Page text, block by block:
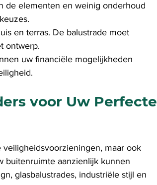
de elementen en weinig onderhoud
en terras. De balustrade moet
ontwerp.
uw financiële mogelijkheden
voor Uw Perfecte
maar ook
buitenruimte aanzienlijk kunnen
glasbalustrades, industriële stijl en